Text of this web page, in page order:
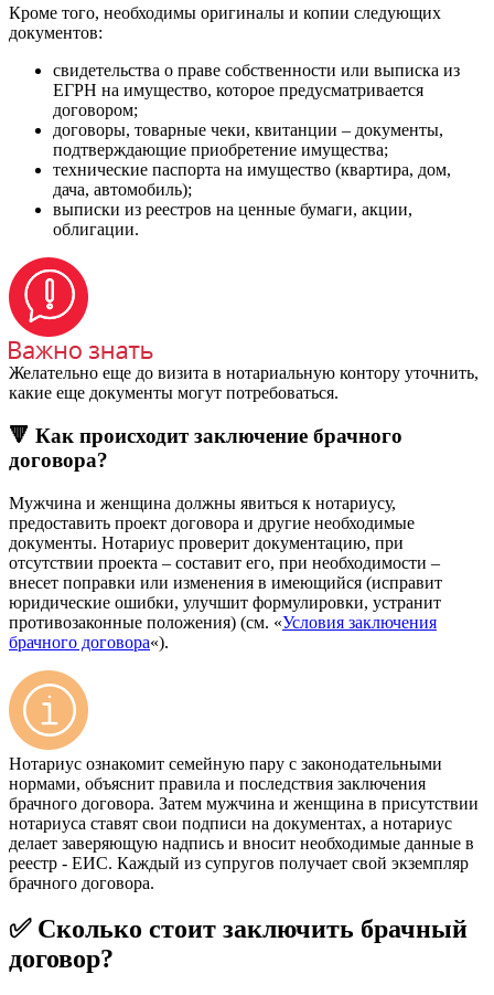
Кроме того, необходимы оригиналы и копии следующих
документов:
свидетельства о праве собственности или выписка из
ЕГРН на имущество, которое предусматривается
договором;
договоры, товарные чеки, квитанции – документы,
подтверждающие приобретение имущества;
технические паспорта на имущество (квартира, дом,
дача, автомобиль);
выписки из реестров на ценные бумаги, акции,
облигации.
Желательно еще до визита в нотариальную контору уточнить,
какие еще документы могут потребоваться.
🔻 Как происходит заключение брачного
договора?
Мужчина и женщина должны явиться к нотариусу,
предоставить проект договора и другие необходимые
документы. Нотариус проверит документацию, при
отсутствии проекта – составит его, при необходимости –
внесет поправки или изменения в имеющийся (исправит
юридические ошибки, улучшит формулировки, устранит
противозаконные положения) (см. «Условия заключения
брачного договора«).
Нотариус ознакомит семейную пару с законодательными
нормами, объяснит правила и последствия заключения
брачного договора. Затем мужчина и женщина в присутствии
нотариуса ставят свои подписи на документах, а нотариус
делает заверяющую надпись и вносит необходимые данные в
реестр - ЕИС. Каждый из супругов получает свой экземпляр
брачного договора.
✅ Сколько стоит заключить брачный
договор?